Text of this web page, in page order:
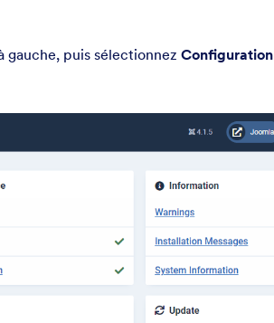
gauche, puis sélectionnez